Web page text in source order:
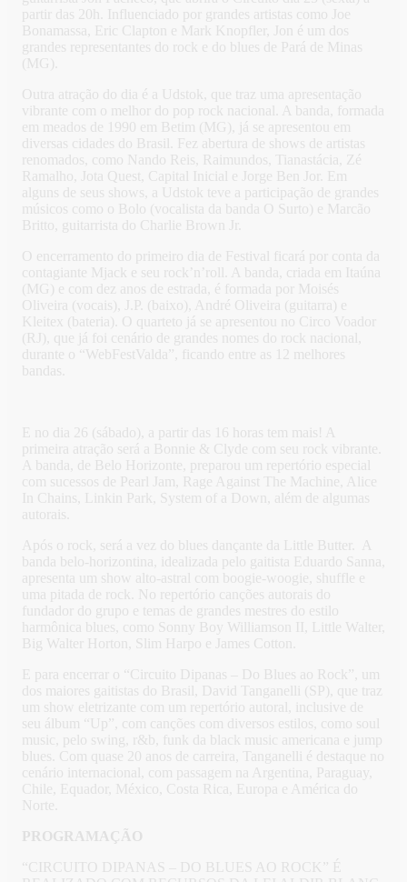
partir das 20h. Influenciado por grandes artistas como Joe
Bonamassa, Eric Clapton e Mark Knopfler, Jon é um dos
grandes representantes do rock e do blues de Pará de Minas
(MG).
Outra atração do dia é a Udstok, que traz uma apresentação
vibrante com o melhor do pop rock nacional. A banda, formada
em meados de 1990 em Betim (MG), já se apresentou em
diversas cidades do Brasil. Fez abertura de shows de artistas
renomados, como Nando Reis, Raimundos, Tianastácia, Zé
Ramalho, Jota Quest, Capital Inicial e Jorge Ben Jor. Em
alguns de seus shows, a Udstok teve a participação de grandes
músicos como o Bolo (vocalista da banda O Surto) e Marcão
Britto, guitarrista do Charlie Brown Jr.
O encerramento do primeiro dia de Festival ficará por conta da
contagiante Mjack e seu rock’n’roll. A banda, criada em Itaúna
(MG) e com dez anos de estrada, é formada por Moisés
Oliveira (vocais), J.P. (baixo), André Oliveira (guitarra) e
Kleitex (bateria). O quarteto já se apresentou no Circo Voador
(RJ), que já foi cenário de grandes nomes do rock nacional,
durante o “WebFestValda”, ficando entre as 12 melhores
bandas.
E no dia 26 (sábado), a partir das 16 horas tem mais! A
primeira atração será a Bonnie & Clyde com seu rock vibrante.
A banda, de Belo Horizonte, preparou um repertório especial
com sucessos de Pearl Jam, Rage Against The Machine, Alice
In Chains, Linkin Park, System of a Down, além de algumas
autorais.
Após o rock, será a vez do blues dançante da Little Butter. A
banda belo-horizontina, idealizada pelo gaitista Eduardo Sanna,
apresenta um show alto-astral com boogie-woogie, shuffle e
uma pitada de rock. No repertório canções autorais do
fundador do grupo e temas de grandes mestres do estilo
harmônica blues, como Sonny Boy Williamson II, Little Walter,
Big Walter Horton, Slim Harpo e James Cotton.
E para encerrar o “Circuito Dipanas – Do Blues ao Rock”, um
dos maiores gaitistas do Brasil, David Tanganelli (SP), que traz
um show eletrizante com um repertório autoral, inclusive de
seu álbum “Up”, com canções com diversos estilos, como soul
music, pelo swing, r&b, funk da black music americana e jump
blues. Com quase 20 anos de carreira, Tanganelli é destaque no
cenário internacional, com passagem na Argentina, Paraguay,
Chile, Equador, México, Costa Rica, Europa e América do
Norte.
PROGRAMAÇÃO
“CIRCUITO DIPANAS – DO BLUES AO ROCK” É